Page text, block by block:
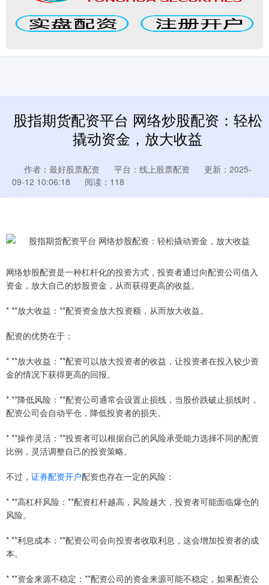
股指期货配资平台 网络炒股配资：轻松
撬动资金，放大收益
作者：最好股票配资 平台：线上股票配资
更新：2025-
09-12 10:06:18
阅读：118
网络炒股配资是一种杠杆化的投资方式，投资者通过向配资公司借入
资金，放大自己的炒股资金，从而获得更高的收益。
* **放大收益：**配资资金放大投资额，从而放大收益。
配资的优势在于：
* **放大收益：**配资可以放大投资者的收益，让投资者在投入较少资
金的情况下获得更高的回报。
* **降低风险：**配资公司通常会设置止损线，当股价跌破止损线时，
配资公司会自动平仓，降低投资者的损失。
* **操作灵活：**投资者可以根据自己的风险承受能力选择不同的配资
比例，灵活调整自己的投资策略。
不过， 证券配资开户配资也存在一定的风险：
* **高杠杆风险：**配资杠杆越高，风险越大，投资者可能面临爆仓的
风险。
* **利息成本：**配资公司会向投资者收取利息，这会增加投资者的成
本。
* **资金来源不稳定：**配资公司的资金来源可能不稳定，如果配资公